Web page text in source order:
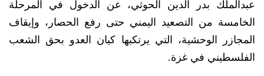
عبدالملك بدر الدين الحوثي، عن الدخول في المرحلة
الخامسة من التصعيد اليمني حتى رفع الحصار، وإيقاف
المجازر الوحشية، التي يرتكبها كيان العدو بحق الشعب
الفلسطيني في غزة.